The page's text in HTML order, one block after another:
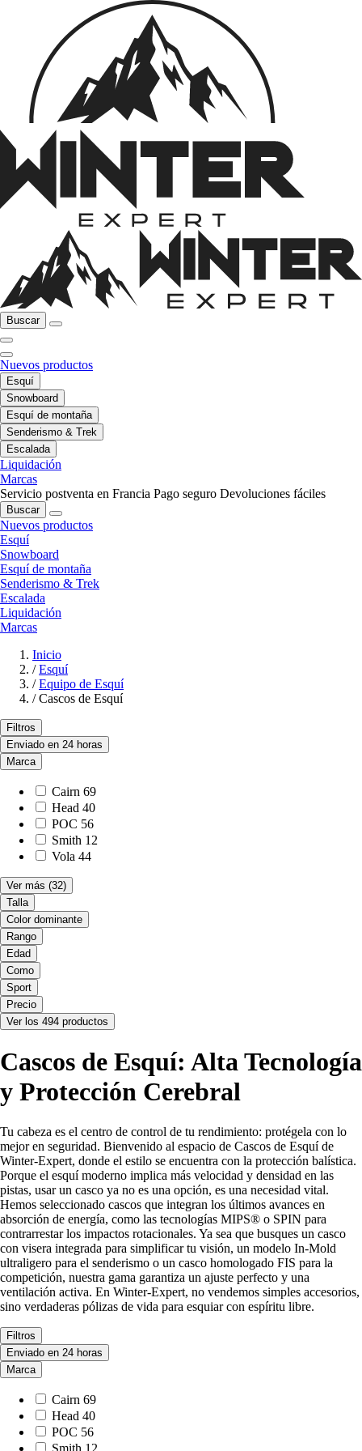
Buscar
Nuevos productos
Esquí
Snowboard
Esquí de montaña
Senderismo & Trek
Escalada
Liquidación
Marcas
Servicio postventa en Francia Pago seguro Devoluciones fáciles
Buscar
Nuevos productos
Esquí
Snowboard
Esquí de montaña
Senderismo & Trek
Escalada
Liquidación
Marcas
Inicio
/ Esquí
/ Equipo de Esquí
/ Cascos de Esquí
Filtros
Enviado en 24 horas
Marca
Cairn 69
Head 40
POC 56
Smith 12
Vola 44
Ver más (32)
Talla
Color dominante
Rango
Edad
Como
Sport
Precio
Ver los 494 productos
Cascos de Esquí: Alta Tecnología
y Protección Cerebral
Tu cabeza es el centro de control de tu rendimiento: protégela con lo
mejor en seguridad. Bienvenido al espacio de Cascos de Esquí de
Winter-Expert, donde el estilo se encuentra con la protección balística.
Porque el esquí moderno implica más velocidad y densidad en las
pistas, usar un casco ya no es una opción, es una necesidad vital.
Hemos seleccionado cascos que integran los últimos avances en
absorción de energía, como las tecnologías MIPS® o SPIN para
contrarrestar los impactos rotacionales. Ya sea que busques un casco
con visera integrada para simplificar tu visión, un modelo In-Mold
ultraligero para el senderismo o un casco homologado FIS para la
competición, nuestra gama garantiza un ajuste perfecto y una
ventilación activa. En Winter-Expert, no vendemos simples accesorios,
sino verdaderas pólizas de vida para esquiar con espíritu libre.
Filtros
Enviado en 24 horas
Marca
Cairn 69
Head 40
POC 56
Smith 12